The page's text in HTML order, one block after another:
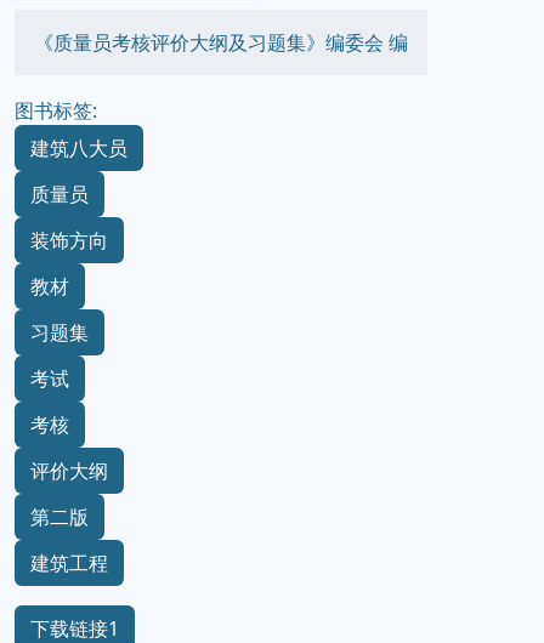
《质量员考核评价大纲及习题集》编委会 编
图书标签:
建筑八大员
质量员
装饰方向
教材
习题集
考试
考核
评价大纲
第二版
建筑工程
下载链接1